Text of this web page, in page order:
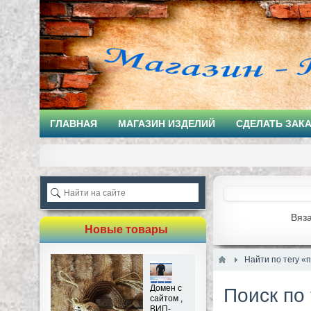
ГЛАВНАЯ МАГАЗИН ИЗДЕЛИЙ СДЕЛАТЬ
Найти по тегу
Поиск по
Новые товары
Домен с
сайтом ,
ВИП-